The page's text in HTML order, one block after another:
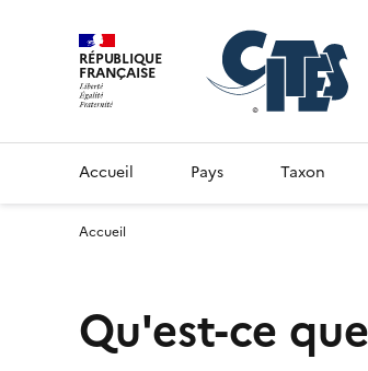
RÉPUBLIQUE
FRANÇAISE
Accueil Pays Taxon
Accueil
Qu'est-ce